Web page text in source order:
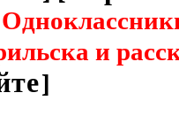
и
]